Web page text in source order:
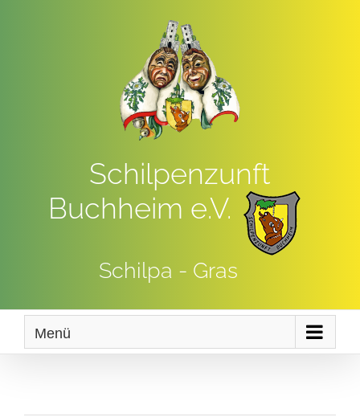
Schilpenzunft
Buchheim e.V.
Schilpa - Gras
Menü